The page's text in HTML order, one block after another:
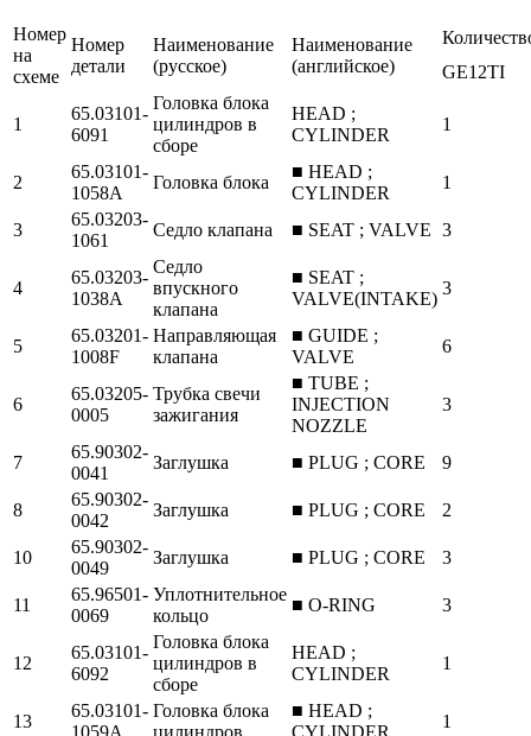
Номер
на
схеме
Номер
детали
Наименование
(русское)
Наименование
(английское)
GE12TI
1
65.03101-
6091
Головка блока
цилиндров в
сборе
HEAD ;
CYLINDER
1
2
65.03101-
1058A
Головка блока
■ HEAD ;
CYLINDER
1
3
65.03203-
1061
Седло клапана ■ SEAT ; VALVE 3
4
65.03203-
1038A
Седло
впускного
клапана
■ SEAT ;
VALVE(INTAKE)
3
5
65.03201-
1008F
Направляющая
клапана
■ GUIDE ;
VALVE
6
6
65.03205-
0005
Трубка свечи
зажигания
■ TUBE ;
INJECTION
NOZZLE
3
7
65.90302-
0041
Заглушка ■ PLUG ; CORE 9
8
65.90302-
0042
Заглушка ■ PLUG ; CORE 2
10
65.90302-
0049
Заглушка ■ PLUG ; CORE 3
11
65.96501-
0069
Уплотнительное
кольцо
■ O-RING 3
12
65.03101-
6092
Головка блока
цилиндров в
сборе
HEAD ;
CYLINDER
1
13
65.03101- Головка блока
■ HEAD ;
1